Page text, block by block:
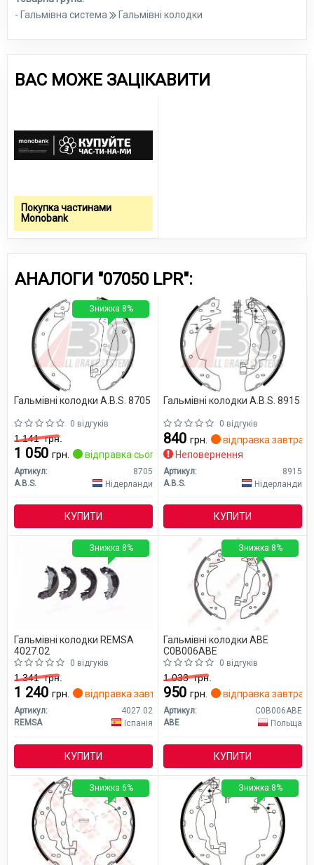
- Гальмівна система
Гальмівні колодки
ВАС МОЖЕ ЗАЦІКАВИТИ
Покупка частинами
Monobank
АНАЛОГИ "07050 LPR":
Гальмівні колодки A.B.S. 8705
0 відгуків
1 141грн.
1 050 грн. відправка сьогодні
Артикул:
8705
A.B.S.
Нідерланди
КУПИТИ
Знижка 8%
Гальмівні колодки A.B.S. 8915
0 відгуків
840 грн.
відправка завтра
Неповернення
Артикул:
8915
A.B.S.
Нідерланди
КУПИТИ
Гальмівні колодки REMSA
4027.02
0 відгуків
1 341грн.
1 240 грн. відправка завтра
Артикул:
4027.02
REMSA
Іспанія
КУПИТИ
Знижка 8%
Гальмівні колодки ABE
C0B006ABE
0 відгуків
1 033грн.
950 грн. відправка завтра
Артикул:
C0B006ABE
ABE
Польща
КУПИТИ
Знижка 8%
Знижка 6% Знижка 8%